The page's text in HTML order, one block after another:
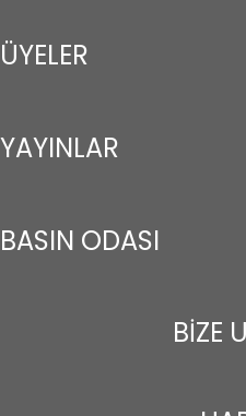
ÜYELER
YAYINLAR
BASIN ODASI
BİZE